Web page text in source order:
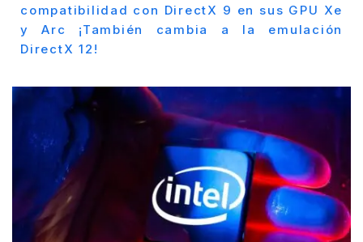
compatibilidad con DirectX 9 en sus GPU Xe
y Arc ¡También cambia a la emulación
DirectX 12!